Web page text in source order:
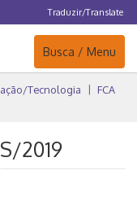
Traduzir/Translate
Navegação
Busca / Menu
Tecnologia
FCA
2019